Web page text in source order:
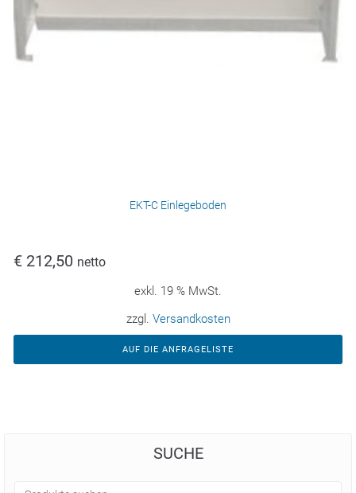
EKT-C Einlegeboden
€ 212,50 netto
exkl. 19 % MwSt.
zzgl. Versandkosten
AUF DIE ANFRAGELISTE
SUCHE